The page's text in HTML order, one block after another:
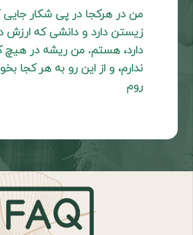
من در هرکجا در پی شکار
زیستن دارد و دانشی که ارزش
دارد، هستم. من ریشه در هیچ
ندارم، و از این رو به هر کجا
روم